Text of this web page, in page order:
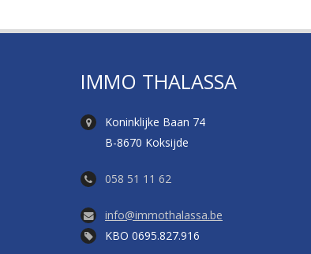
IMMO THALASSA
Koninklijke Baan 74
B-8670 Koksijde
058 51 11 62
info@immothalassa.be
KBO 0695.827.916